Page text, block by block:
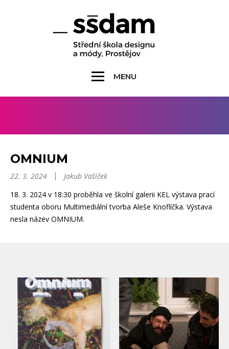
MENU
OMNIUM
22. 3. 2024
Jakub Vašíček
18. 3. 2024 v 18:30 proběhla ve školní galerii KEL výstava prací
studenta oboru Multimediální tvorba Aleše Knoflíčka. Výstava
nesla název OMNIUM.